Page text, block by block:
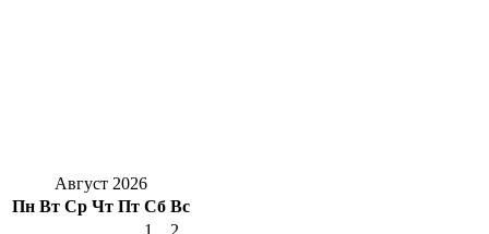
Август 2026
Пн Вт Ср Чт Пт Сб Вс
1
2